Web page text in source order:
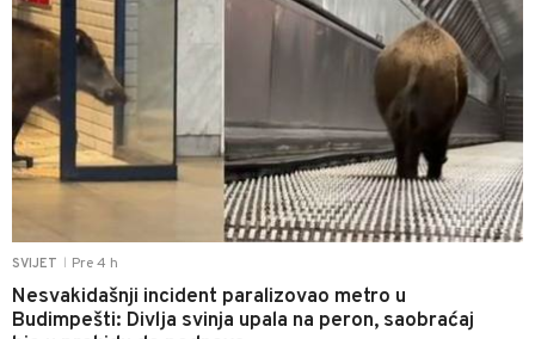
SVIJET Pre 4 h
Nesvakidašnji incident paralizovao metro u
Budimpešti: Divlja svinja upala na peron, saobraćaj